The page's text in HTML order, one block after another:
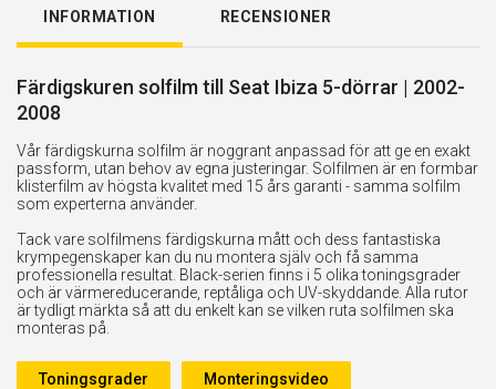
INFORMATION RECENSIONER
Färdigskuren solfilm till Seat Ibiza 5-dörrar | 2002-
2008
Vår färdigskurna solfilm är noggrant anpassad för att ge en exakt
passform, utan behov av egna justeringar. Solfilmen är en formbar
klisterfilm av högsta kvalitet med 15 års garanti - samma solfilm
som experterna använder.
Tack vare solfilmens färdigskurna mått och dess fantastiska
krympegenskaper kan du nu montera själv och få samma
professionella resultat. Black-serien finns i 5 olika toningsgrader
och är värmereducerande, reptåliga och UV-skyddande. Alla rutor
är tydligt märkta så att du enkelt kan se vilken ruta solfilmen ska
monteras på.
Toningsgrader Monteringsvideo